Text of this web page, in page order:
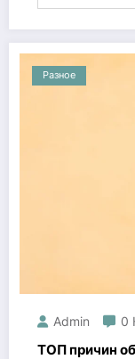
Разное
Admin 0
ТОП причин